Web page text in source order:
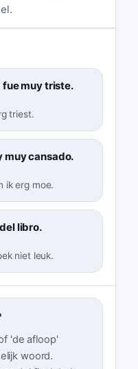
fue muy triste.
triest.
muy cansado.
ik erg moe.
libro.
niet leuk.
'de afloop'
woord.